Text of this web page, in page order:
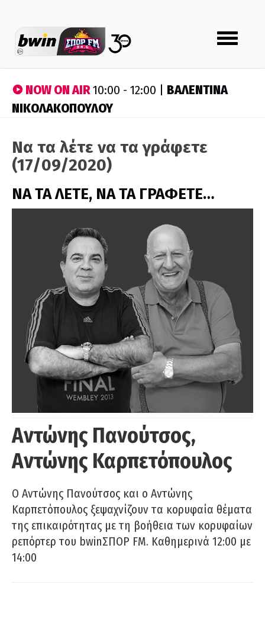
Toggle
navigation
NOW ON AIR10:00 - 12:00 | ΒΑΛΕΝΤΙΝΑ
ΝΙΚΟΛΑΚΟΠΟΥΛΟΥ
Να τα λέτε να τα γράφετε
(17/09/2020)
ΝΑ ΤΑ ΛΕΤΕ, ΝΑ ΤΑ ΓΡΑΦΕΤΕ…
Αντώνης Πανούτσος,
Αντώνης Καρπετόπουλος
Ο Αντώνης Πανούτσος και ο Αντώνης
Καρπετόπουλος ξεψαχνίζουν τα κορυφαία θέματα
της επικαιρότητας με τη βοήθεια των κορυφαίων
ρεπόρτερ του bwinΣΠΟΡ FM. Καθημερινά 12:00 με
14:00